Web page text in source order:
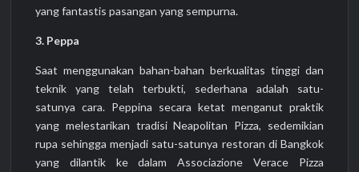
yang fantastis pasangan yang sempurna.
3. Peppa
Saat menggunakan bahan-bahan berkualitas tinggi dan
teknik yang telah terbukti, sederhana adalah satu-
satunya cara. Peppina secara ketat menganut praktik
yang melestarikan tradisi Neapolitan Pizza, sedemikian
rupa sehingga menjadi satu-satunya restoran di Bangkok
yang dilantik ke dalam Associazione Verace Pizza